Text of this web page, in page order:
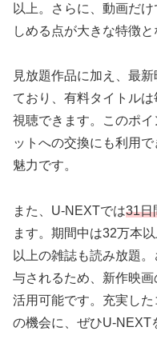
以上。さらに、動画だ
しめる点が大きな特徴と
見放題作品に加え、最
ており、有料タイトル
視聴できます。このポ
ットへの交換にも利用
魅力です。
また、U-NEXTでは31日
ます。期間中は32万本
以上の雑誌も読み放題
与されるため、新作映
活用可能です。充実し
の機会に、ぜひU-NEXT